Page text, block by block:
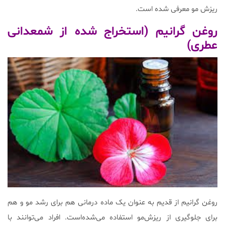
ریزش مو معرفی شده است.
روغن گرانیم (استخراج شده از شمعدانی
عطری)
روغن گرانیم از قدیم به عنوان یک ماده درمانی هم برای رشد مو و هم
برای جلوگیری از ریزش‌مو استفاده می‌شده‌است. افراد می‌توانند با